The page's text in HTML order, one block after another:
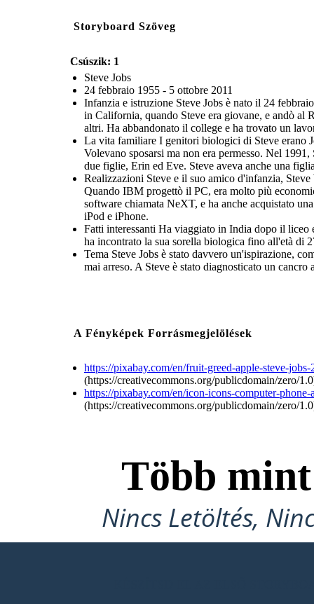
Storyboard Szöveg
Csúszik: 1
Steve Jobs
24 febbraio 1955 - 5 ottobre 2011
Infanzia e istruzione Steve Jobs è nato il 24
in California, quando Steve era giovane, e andò al
altri. Ha abbandonato il college e ha trovato un
La vita familiare I genitori biologici di Steve erano
Volevano sposarsi ma non era permesso. Nel
due figlie, Erin ed Eve. Steve aveva anche una
Realizzazioni Steve e il suo amico d'infanzia,
Quando IBM progettò il PC, era molto più
software chiamata NeXT, e ha anche acquistato
iPod e iPhone.
Fatti interessanti Ha viaggiato in India dopo il liceo
ha incontrato la sua sorella biologica fino all'età di
Tema Steve Jobs è stato davvero un'ispirazione,
mai arreso. A Steve è stato diagnosticato un
A Fényképek Forrásmegjelölések
https://pixabay.com/en/fruit-greed-apple-steve-jobs-
(https://creativecommons.org/publicdomain/zero/
https://pixabay.com/en/icon-icons-computer-phone-
(https://creativecommons.org/publicdomain/zero/
Több
Nincs Letöltés,